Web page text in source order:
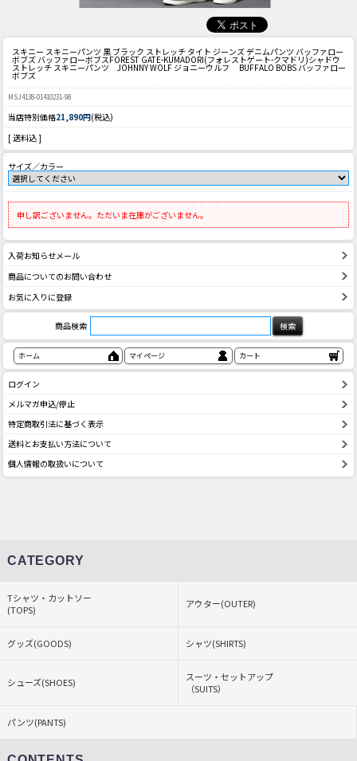
スキニー スキニーパンツ 黒 ブラック ストレッチ タイト ジーンズ デニムパンツ バッファロー
ボブズ バッファローボブスFOREST GATE-KUMADORI(フォレストゲート-クマドリ)シャドウ
ストレッチ スキニーパンツ JOHNNY WOLF ジョニーウルフ BUFFALO BOBS バッファロー
ボブズ
MSJ4138-01410231-98
当店特別価格21,890円(税込)
[ 送料込 ]
サイズ／カラー
申し訳ございません。ただいま在庫がございません。
入荷お知らせメール
商品についてのお問い合わせ
お気に入りに登録
商品検索
ホーム マイページ カート
ログイン
メルマガ申込/停止
特定商取引法に基づく表示
送料とお支払い方法について
個人情報の取扱いについて
CATEGORY
Tシャツ・カットソー
(TOPS)
アウター(OUTER)
グッズ(GOODS) シャツ(SHIRTS)
シューズ(SHOES)
スーツ・セットアップ
（SUITS）
パンツ(PANTS)